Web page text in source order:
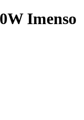
Imenso